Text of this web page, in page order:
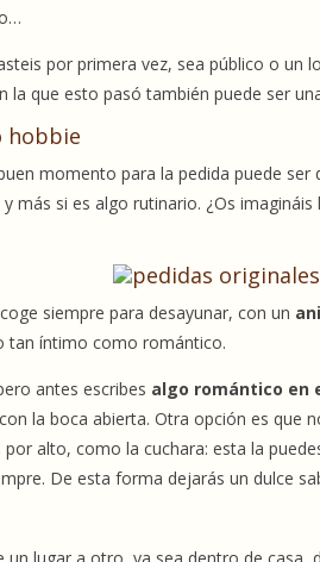
por primera vez, sea público o un
la que esto pasó también puede ser
hobbie
momento para la pedida puede ser
más si es algo rutinario. ¿Os
siempre para desayunar, con un
tan íntimo como romántico.
antes escribes algo romántico en
la boca abierta. Otra opción es que
alto, como la cuchara: esta la
De esta forma dejarás un dulce